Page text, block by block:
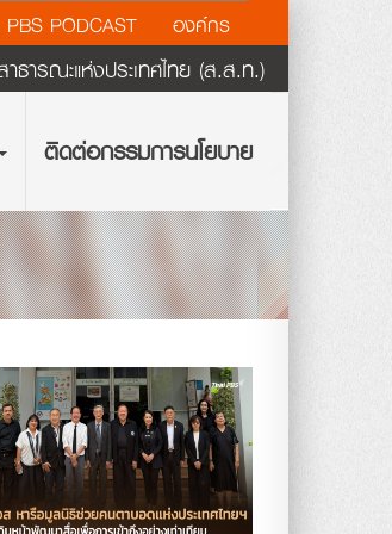
PBS PODCAST องค์กร
ธารณะแห่งประเทศไทย (ส.ส.ท.)
ติดต่อกรรมการนโยบาย